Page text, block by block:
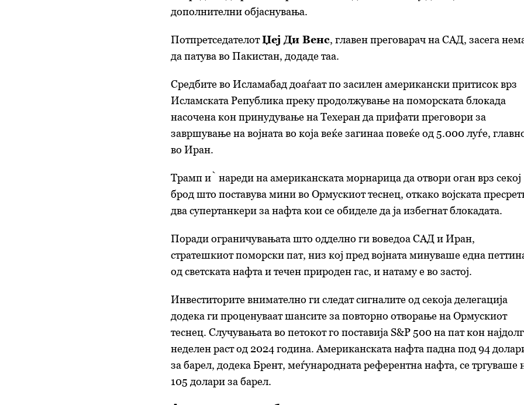
дополнителни објаснувања.
ПотпретседателотЏеј Ди Венс, главен преговарач на САД, засега
да патува во Пакистан, додаде таа.
Средбите во Исламабад доаѓаат по засилен американски притисок врз
Исламската Република преку продолжување на поморската блокада
насочена кон принудување на Техеран да прифати преговори за
завршување на војната во која веќе загинаа повеќе од 5.000 луѓе,
во Иран.
Трамп ѝ нареди на американската морнарица да отвори оган врз секој
брод што поставува мини во Ормускиот теснец, откако војската
два супертанкери за нафта кои се обиделе да ја избегнат блокадата.
Поради ограничувањата што одделно ги воведоа САД и Иран,
стратешкиот поморски пат, низ кој пред војната минуваше една
од светската нафта и течен природен гас, и натаму е во застој.
Инвеститорите внимателно ги следат сигналите од секоја делегација
додека ги проценуваат шансите за повторно отворање на Ормускиот
теснец. Случувањата во петокот го поставија S&P 500 на пат кон најдолг
неделен раст од 2024 година. Американската нафта падна под 94
за барел, додека Брент, меѓународната референтна нафта, се тргуваше
105 долари за барел.